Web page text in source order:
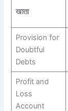
खाता
Provision for
Doubtful
Debts
Profit and
Loss
Account